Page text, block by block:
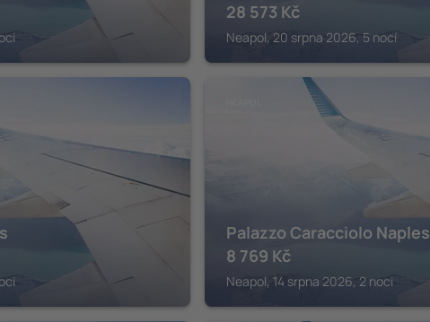
28 573 Kč
Neapol, 20 srpna 2026, 5 nocí
Palazzo Caracciolo Naples
8 769 Kč
Neapol, 14 srpna 2026, 2 noci